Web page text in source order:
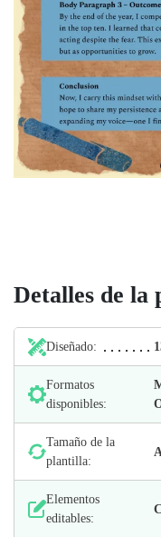
Detalles de la
Diseñado:
Formatos
disponibles:
Tamaño de la
plantilla:
Elementos
editables: